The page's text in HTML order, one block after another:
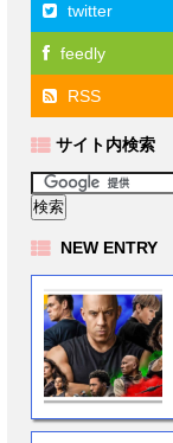
twitter
feedly
RSS
サイト内検索
NEW ENTRY